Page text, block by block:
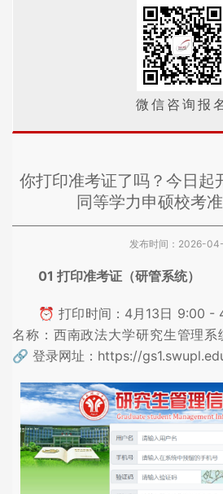
微信咨询报
你打印准考证了吗？今日起
同等学力申硕校考
发布时间：2026-
01 打印准考证（研管系统）
⏰ 打印时间：4月13日 9:00 -
名称：西南政法大学研究生管理系
🔗 登录网址：https://